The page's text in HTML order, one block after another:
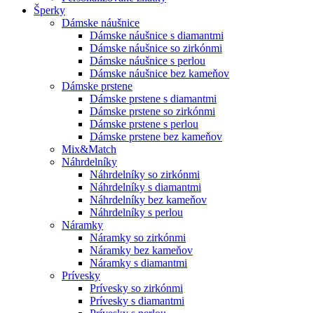
Šperky
Dámske náušnice
Dámske náušnice s diamantmi
Dámske náušnice so zirkónmi
Dámske náušnice s perlou
Dámske náušnice bez kameňov
Dámske prstene
Dámske prstene s diamantmi
Dámske prstene so zirkónmi
Dámske prstene s perlou
Dámske prstene bez kameňov
Mix&Match
Náhrdelníky
Náhrdelníky so zirkónmi
Náhrdelníky s diamantmi
Náhrdelníky bez kameňov
Náhrdelníky s perlou
Náramky
Náramky so zirkónmi
Náramky bez kameňov
Náramky s diamantmi
Prívesky
Prívesky so zirkónmi
Prívesky s diamantmi